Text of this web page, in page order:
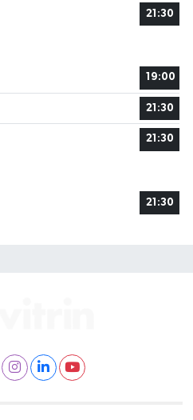
21:30
19:00
21:30
21:30
21:30